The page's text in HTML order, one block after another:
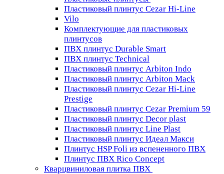
Пластиковый плинтус Cezar Hi-Line
Vilo
Комплектующие для пластиковых
плинтусов
ПВХ плинтус Durable Smart
ПВХ плинтус Technical
Пластиковый плинтус Arbiton Indo
Пластиковый плинтус Arbiton Mack
Пластиковый плинтус Cezar Hi-Line
Prestige
Пластиковый плинтус Cezar Premium 59
Пластиковый плинтус Decor plast
Пластиковый плинтус Line Plast
Пластиковый плинтус Идеал Макси
Плинтус HSP Foli из вспененного ПВХ
Плинтус ПВХ Rico Concept
Кварцвиниловая плитка ПВХ